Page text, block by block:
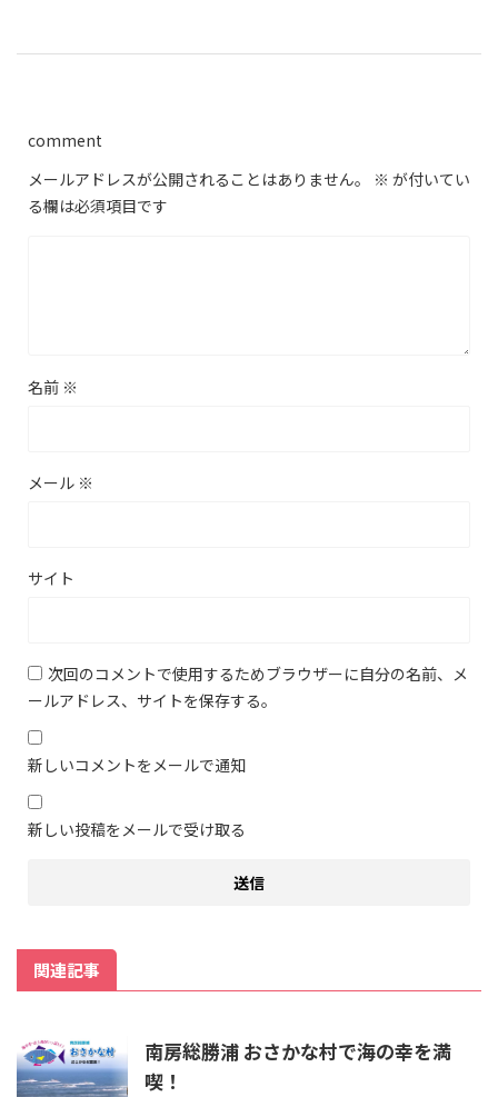
comment
メールアドレスが公開されることはありません。
※ が付いてい
る欄は必須項目です
名前 ※
メール ※
サイト
次回のコメントで使用するためブラウザーに自分の名前、メ
ールアドレス、サイトを保存する。
新しいコメントをメールで通知
新しい投稿をメールで受け取る
関連記事
南房総勝浦 おさかな村で海の幸を満
喫！